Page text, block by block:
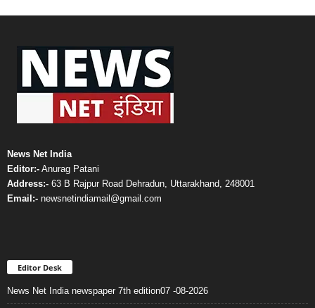
News Net India
Editor:- Anurag Patani
Address:- 63 B Rajpur Road Dehradun, Uttarakhand, 248001
Email:- newsnetindiamail@gmail.com
Editor Desk
News Net India newspaper 7th edition07 -08-2026